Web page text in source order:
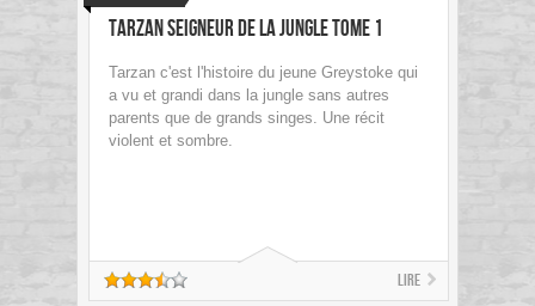
Tarzan Seigneur de la Jungle Tome 1
Tarzan c'est l'histoire du jeune Greystoke qui
a vu et grandi dans la jungle sans autres
parents que de grands singes. Une récit
violent et sombre.
Lire